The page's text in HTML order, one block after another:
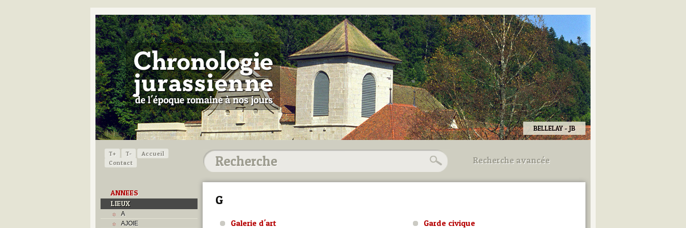
BELLELAY - JB
T+ T-
Accueil
Contact
ANNEES
LIEUX
A
AJOIE
Recherche avancée
Utilisez les champs ci-dessous
G
Galerie d'art
Garde civique